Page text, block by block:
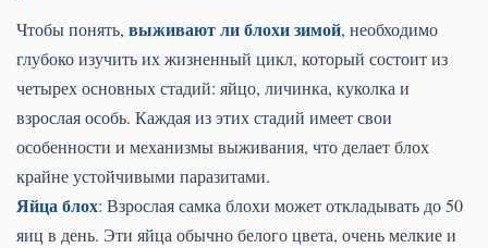
Чтобы понять, выживают ли блохи зимой, необходимо
глубоко изучить их жизненный цикл, который состоит из
четырех основных стадий: яйцо, личинка, куколка и
взрослая особь. Каждая из этих стадий имеет свои
особенности и механизмы выживания, что делает блох
крайне устойчивыми паразитами.
Яйца блох: Взрослая самка блохи может откладывать до 50
яиц в день. Эти яйца обычно белого цвета, очень мелкие и